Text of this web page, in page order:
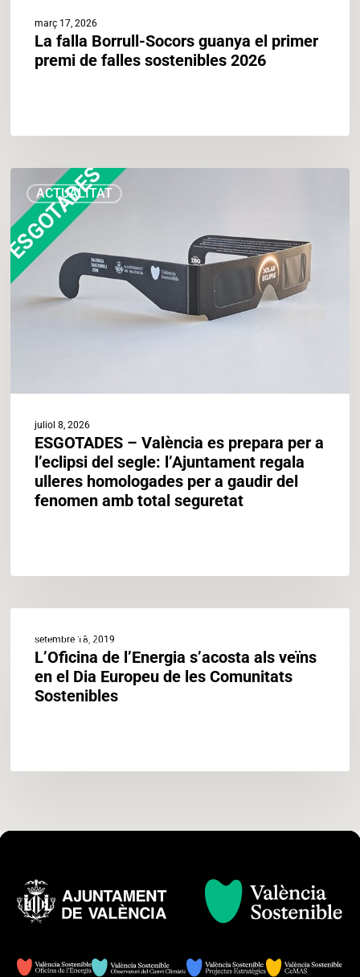
març 17, 2026
La falla Borrull-Socors guanya el primer
premi de falles sostenibles 2026
ACTUALITAT
ESGOTADES
València
es
prepara
per
a
l’eclipsi
ulleres
gaudir
fenomen
juliol 8, 2026
ESGOTADES – València es prepara per a
l’eclipsi del segle: l’Ajuntament regala
ulleres homologades per a gaudir del
fenomen amb total seguretat
ACTUALITAT
l’Energia
s’acosta
setembre 18, 2019
L’Oficina de l’Energia s’acosta als veïns
en el Dia Europeu de les Comunitats
Sostenibles